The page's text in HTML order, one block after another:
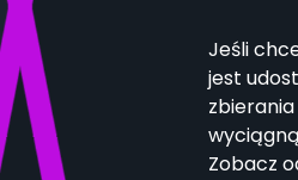
Jeśli
jest
Zobacz